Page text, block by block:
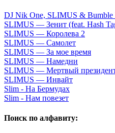
DJ Nik One, SLIMUS &
SLIMUS — Зенит (feat. Hash
SLIMUS — Королева 2
SLIMUS — Самолет
SLIMUS — За мое время
SLIMUS — Намедни
SLIMUS — Мертвый
SLIMUS — Инвайт
Slim - На Бермудах
Slim - Нам повезет
Поиск по алфавиту: